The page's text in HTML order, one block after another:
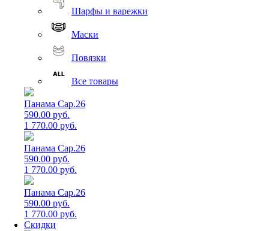
Шарфы и варежки
Маски
Повязки
Все товары
Панама Cap.26
590.00 руб.
1 770.00 руб.
Панама Cap.26
590.00 руб.
1 770.00 руб.
Панама Cap.26
590.00 руб.
1 770.00 руб.
Скидки